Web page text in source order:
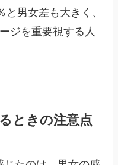
男女差も大きく、
ジを重要視する人
ときの注意点